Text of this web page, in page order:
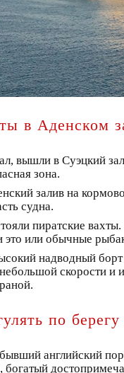
в Аденском
вышли в Суэцкий
зона.
залив на
судна.
пиратские
это или обычные
надводный
скорости и
по берегу
английский